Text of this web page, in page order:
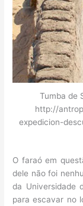
Tumba de
http://
expedicion-
O faraó em
dele não foi
da Universidade
para escavar no